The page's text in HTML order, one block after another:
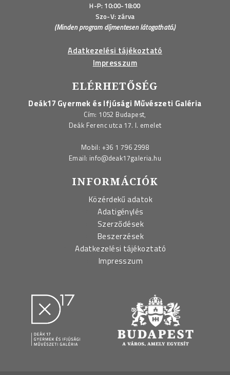
H-P: 10:00-18:00
Szo-V: zárva
(Minden program díjmentesen látogatható.)
Adatkezelési tájékoztató
Impresszum
ELÉRHETŐSÉG
Deák17 Gyermek és Ifjúsági Művészeti Galéria
Cím: 1052 Budapest,
Deák Ferenc utca 17. I. emelet
Mobil: +36 1 796 2998
Email: info@deak17galeria.hu
INFORMÁCIÓK
Közérdekű adatok
Adatigénylés
Szerződések
Beszerzések
Adatkezelési tájékoztató
Impresszum